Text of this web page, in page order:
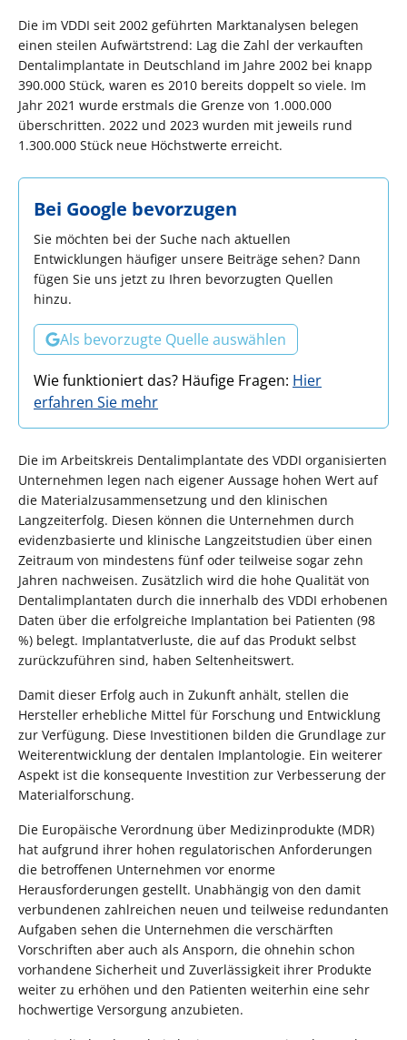
Die im VDDI seit 2002 geführten Marktanalysen belegen
einen steilen Aufwärtstrend: Lag die Zahl der verkauften
Dentalimplantate in Deutschland im Jahre 2002 bei knapp
390.000 Stück, waren es 2010 bereits doppelt so viele. Im
Jahr 2021 wurde erstmals die Grenze von 1.000.000
überschritten. 2022 und 2023 wurden mit jeweils rund
1.300.000 Stück neue Höchstwerte erreicht.
Bei Google bevorzugen
Sie möchten bei der Suche nach aktuellen
Entwicklungen häufiger unsere Beiträge sehen? Dann
fügen Sie uns jetzt zu Ihren bevorzugten Quellen
hinzu.
Als bevorzugte Quelle auswählen
Wie funktioniert das? Häufige Fragen: Hier
erfahren Sie mehr
Die im Arbeitskreis Dentalimplantate des VDDI organisierten
Unternehmen legen nach eigener Aussage hohen Wert auf
die Materialzusammensetzung und den klinischen
Langzeiterfolg. Diesen können die Unternehmen durch
evidenzbasierte und klinische Langzeitstudien über einen
Zeitraum von mindestens fünf oder teilweise sogar zehn
Jahren nachweisen. Zusätzlich wird die hohe Qualität von
Dentalimplantaten durch die innerhalb des VDDI erhobenen
Daten über die erfolgreiche Implantation bei Patienten (98
%) belegt. Implantatverluste, die auf das Produkt selbst
zurückzuführen sind, haben Seltenheitswert.
Damit dieser Erfolg auch in Zukunft anhält, stellen die
Hersteller erhebliche Mittel für Forschung und Entwicklung
zur Verfügung. Diese Investitionen bilden die Grundlage zur
Weiterentwicklung der dentalen Implantologie. Ein weiterer
Aspekt ist die konsequente Investition zur Verbesserung der
Materialforschung.
Die Europäische Verordnung über Medizinprodukte (MDR)
hat aufgrund ihrer hohen regulatorischen Anforderungen
die betroffenen Unternehmen vor enorme
Herausforderungen gestellt. Unabhängig von den damit
verbundenen zahlreichen neuen und teilweise redundanten
Aufgaben sehen die Unternehmen die verschärften
Vorschriften aber auch als Ansporn, die ohnehin schon
vorhandene Sicherheit und Zuverlässigkeit ihrer Produkte
weiter zu erhöhen und den Patienten weiterhin eine sehr
hochwertige Versorgung anzubieten.